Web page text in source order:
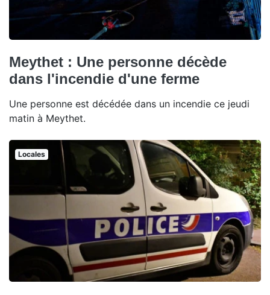
Meythet : Une personne décède
dans l'incendie d'une ferme
Une personne est décédée dans un incendie ce jeudi
matin à Meythet.
Locales